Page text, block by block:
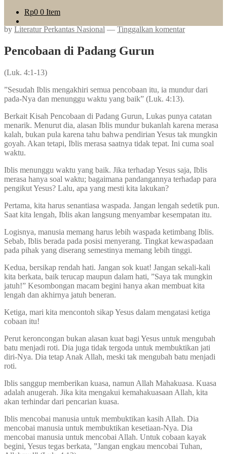
Rp0 0 Item
by Literatur Perkantas Nasional — Tinggalkan komentar
Pencobaan di Padang Gurun
(Luk. 4:1-13)
”Sesudah Iblis mengakhiri semua pencobaan itu, ia mundur dari
pada-Nya dan menunggu waktu yang baik” (Luk. 4:13).
Berkait Kisah Pencobaan di Padang Gurun, Lukas punya catatan
menarik. Menurut dia, alasan Iblis mundur bukanlah karena merasa
kalah, bukan pula karena tahu bahwa pendirian Yesus tak mungkin
goyah. Akan tetapi, Iblis merasa saatnya tidak tepat. Ini cuma soal
waktu.
Iblis menunggu waktu yang baik. Jika terhadap Yesus saja, Iblis
merasa hanya soal waktu; bagaimana pandangannya terhadap para
pengikut Yesus? Lalu, apa yang mesti kita lakukan?
Pertama, kita harus senantiasa waspada. Jangan lengah sedetik pun.
Saat kita lengah, Iblis akan langsung menyambar kesempatan itu.
Logisnya, manusia memang harus lebih waspada ketimbang Iblis.
Sebab, Iblis berada pada posisi menyerang. Tingkat kewaspadaan
pada pihak yang diserang semestinya memang lebih tinggi.
Kedua, bersikap rendah hati. Jangan sok kuat! Jangan sekali-kali
kita berkata, baik terucap maupun dalam hati, ”Saya tak mungkin
jatuh!” Kesombongan macam begini hanya akan membuat kita
lengah dan akhirnya jatuh beneran.
Ketiga, mari kita mencontoh sikap Yesus dalam mengatasi ketiga
cobaan itu!
Perut keroncongan bukan alasan kuat bagi Yesus untuk mengubah
batu menjadi roti. Dia juga tidak tergoda untuk membuktikan jati
diri-Nya. Dia tetap Anak Allah, meski tak mengubah batu menjadi
roti.
Iblis sanggup memberikan kuasa, namun Allah Mahakuasa. Kuasa
adalah anugerah. Jika kita mengakui kemahakuasaan Allah, kita
akan terhindar dari pencarian kuasa.
Iblis mencobai manusia untuk membuktikan kasih Allah. Dia
mencobai manusia untuk membuktikan kesetiaan-Nya. Dia
mencobai manusia untuk mencobai Allah. Untuk cobaan kayak
begini, Yesus tegas berkata, ”Jangan engkau mencobai Tuhan,